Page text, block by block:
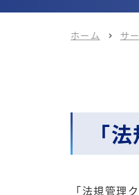
ホーム  サ
「
「法規管理